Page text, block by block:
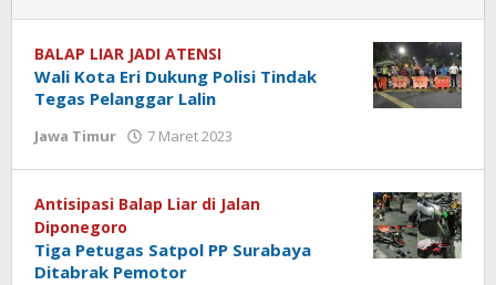
BALAP LIAR JADI ATENSI
Wali Kota Eri Dukung Polisi Tindak
Tegas Pelanggar Lalin
Jawa Timur 7 Maret 2023
Antisipasi Balap Liar di Jalan
Diponegoro
Tiga Petugas Satpol PP Surabaya
Ditabrak Pemotor